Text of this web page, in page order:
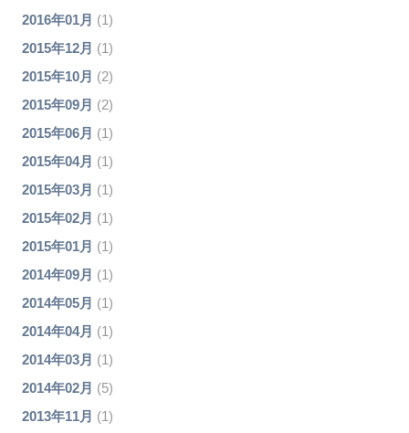
2016年01月 (1)
2015年12月 (1)
2015年10月 (2)
2015年09月 (2)
2015年06月 (1)
2015年04月 (1)
2015年03月 (1)
2015年02月 (1)
2015年01月 (1)
2014年09月 (1)
2014年05月 (1)
2014年04月 (1)
2014年03月 (1)
2014年02月 (5)
2013年11月 (1)